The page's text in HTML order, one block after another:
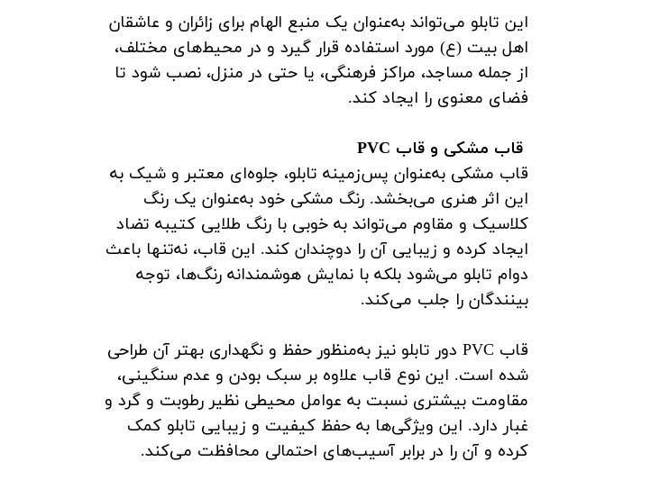
این تابلو می‌تواند به‌عنوان یک منبع الهام برای زائران و عاشقان
اهل بیت (ع) مورد استفاده قرار گیرد و در محیط‌های مختلف،
از جمله مساجد، مراکز فرهنگی، یا حتی در منزل، نصب شود تا
فضای معنوی را ایجاد کند.
قاب مشکی و قاب PVC
قاب مشکی به‌عنوان پس‌زمینه تابلو، جلوه‌ای معتبر و شیک به
این اثر هنری می‌بخشد. رنگ مشکی خود به‌عنوان یک رنگ
کلاسیک و مقاوم می‌تواند به خوبی با رنگ طلایی کتیبه تضاد
ایجاد کرده و زیبایی آن را دوچندان کند. این قاب، نه‌تنها باعث
دوام تابلو می‌شود بلکه با نمایش هوشمندانه رنگ‌ها، توجه
بینندگان را جلب می‌کند.
قاب PVC دور تابلو نیز به‌منظور حفظ و نگهداری بهتر آن طراحی
شده است. این نوع قاب علاوه بر سبک بودن و عدم سنگینی،
مقاومت بیشتری نسبت به عوامل محیطی نظیر رطوبت و گرد و
غبار دارد. این ویژگی‌ها به حفظ کیفیت و زیبایی تابلو کمک
کرده و آن را در برابر آسیب‌های احتمالی محافظت می‌کند.